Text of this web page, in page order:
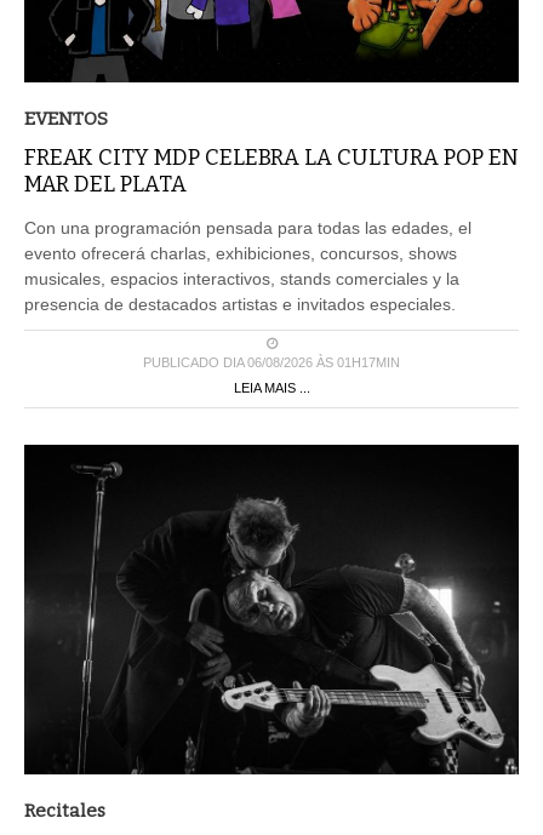
EVENTOS
FREAK CITY MDP CELEBRA LA CULTURA POP EN
MAR DEL PLATA
Con una programación pensada para todas las edades, el
evento ofrecerá charlas, exhibiciones, concursos, shows
musicales, espacios interactivos, stands comerciales y la
presencia de destacados artistas e invitados especiales.
PUBLICADO DIA 06/08/2026 ÀS 01H17MIN
LEIA MAIS ...
Recitales